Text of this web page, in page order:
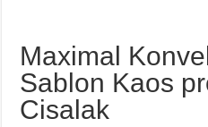
Maximal
Sablon Kaos
Cisalak